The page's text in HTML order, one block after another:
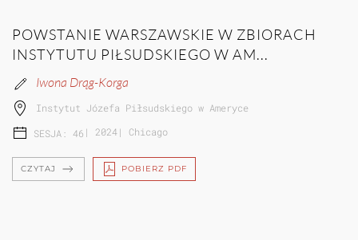
POWSTANIE WARSZAWSKIE W ZBIORACH
INSTYTUTU PIŁSUDSKIEGO W AM...
Iwona Drąg-Korga
Instytut Józefa Piłsudskiego w Ameryce
SESJA: 46 | 2024| Chicago
CZYTAJ POBIERZ PDF